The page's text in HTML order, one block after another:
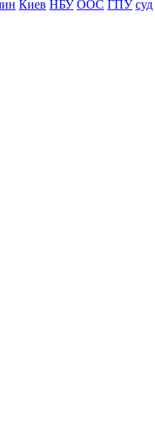
Киев НБУ ООС ГПУ суд